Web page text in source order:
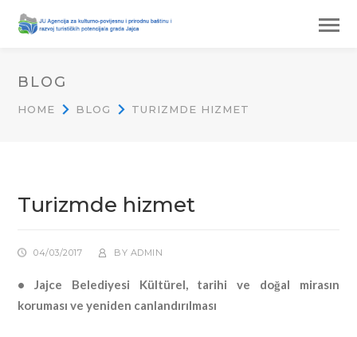
BLOG
HOME BLOG TURIZMDE HIZMET
Turizmde hizmet
04/03/2017 BY ADMIN
• Jajce Belediyesi Kültürel, tarihi ve doğal mirasın
koruması ve yeniden canlandırılması